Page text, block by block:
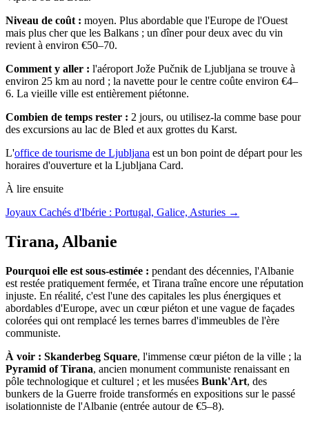
Niveau de coût : moyen. Plus abordable que l'Europe de l'Ouest
mais plus cher que les Balkans ; un dîner pour deux avec du vin
revient à environ €50–70.
Comment y aller : l'aéroport Jože Pučnik de Ljubljana se trouve à
environ 25 km au nord ; la navette pour le centre coûte environ €4–
6. La vieille ville est entièrement piétonne.
Combien de temps rester : 2 jours, ou utilisez-la comme base pour
des excursions au lac de Bled et aux grottes du Karst.
L'office de tourisme de Ljubljana est un bon point de départ pour les
horaires d'ouverture et la Ljubljana Card.
À lire ensuite
Joyaux Cachés d'Ibérie : Portugal, Galice, Asturies →
Tirana, Albanie
Pourquoi elle est sous-estimée : pendant des décennies, l'Albanie
est restée pratiquement fermée, et Tirana traîne encore une réputation
injuste. En réalité, c'est l'une des capitales les plus énergiques et
abordables d'Europe, avec un cœur piéton et une vague de façades
colorées qui ont remplacé les ternes barres d'immeubles de l'ère
communiste.
À voir : Skanderbeg Square, l'immense cœur piéton de la ville ; la
Pyramid of Tirana, ancien monument communiste renaissant en
pôle technologique et culturel ; et les musées Bunk'Art, des
bunkers de la Guerre froide transformés en expositions sur le passé
isolationniste de l'Albanie (entrée autour de €5–8).